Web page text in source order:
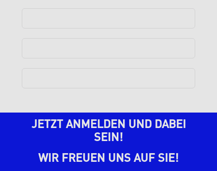
JETZT ANMELDEN UND DABEI
SEIN!
WIR FREUEN UNS AUF SIE!